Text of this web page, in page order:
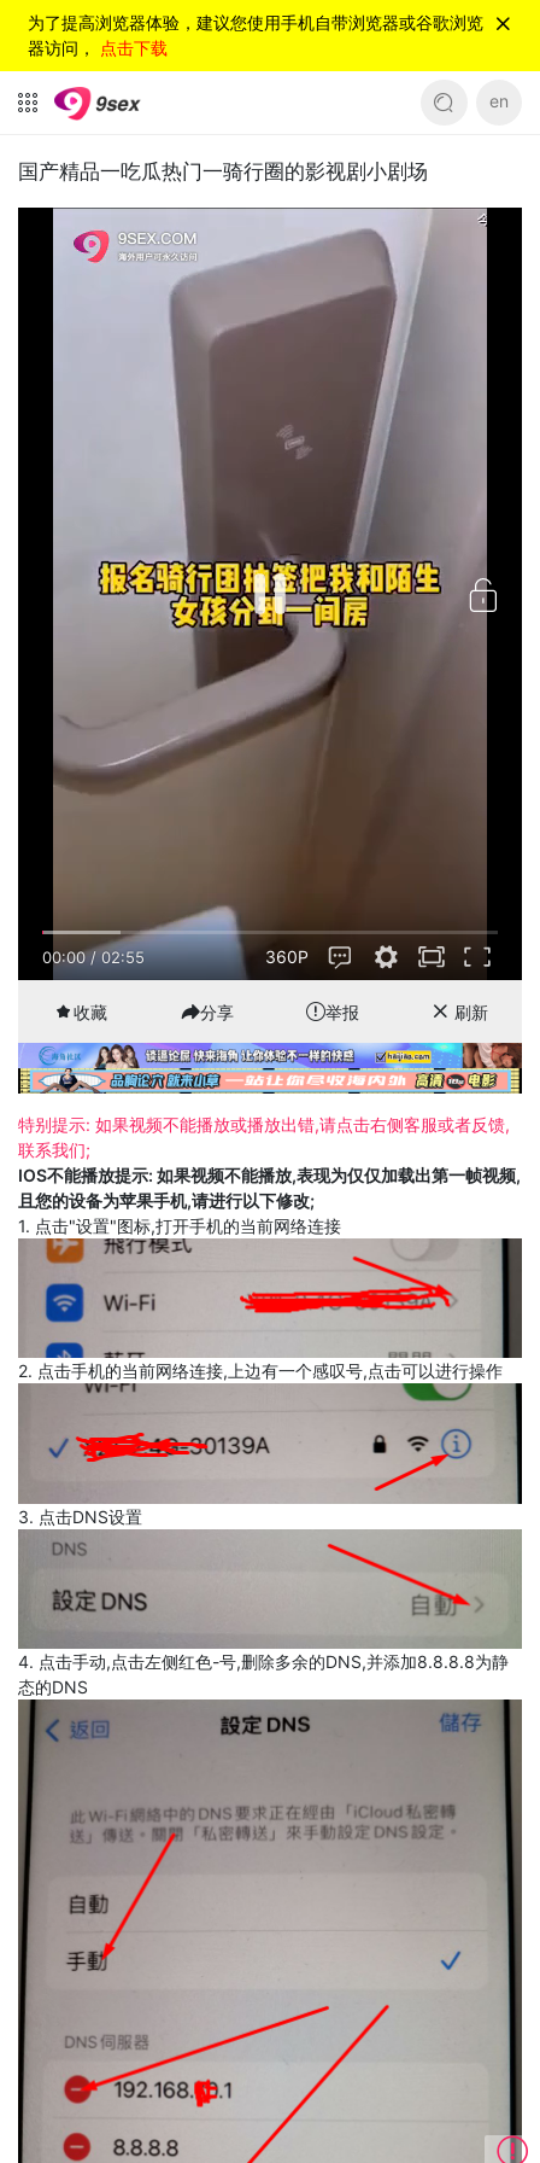
为了提高浏览器体验，建议您使用手机自带浏览器或谷歌浏览
器访问， 点击下载
en
国产精品一吃瓜热门一骑行圈的影视剧小剧场
00:00/ 02:55 360P
收藏 分享 举报 刷新
特别提示: 如果视频不能播放或播放出错,请点击右侧客服或者反馈,
联系我们;
IOS不能播放提示: 如果视频不能播放,表现为仅仅加载出第一帧视频,
且您的设备为苹果手机,请进行以下修改;
1. 点击"设置"图标,打开手机的当前网络连接
2. 点击手机的当前网络连接,上边有一个感叹号,点击可以进行操作
3. 点击DNS设置
4. 点击手动,点击左侧红色-号,删除多余的DNS,并添加8.8.8.8为静
态的DNS